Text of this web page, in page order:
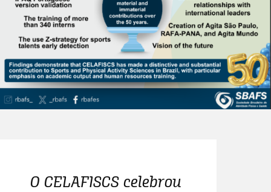
O CELAFISCS celebrou